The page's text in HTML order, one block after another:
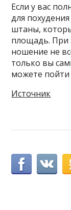
Если у вас
для
штаны,
площадь. При
ношение не
только вы
можете пойти
Источник